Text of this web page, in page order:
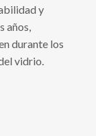
y
años,
durante los
vidrio.